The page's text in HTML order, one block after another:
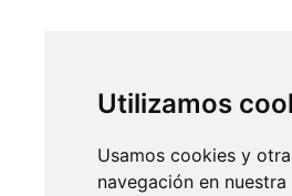
Utilizamos
Usamos cookies y
navegación en